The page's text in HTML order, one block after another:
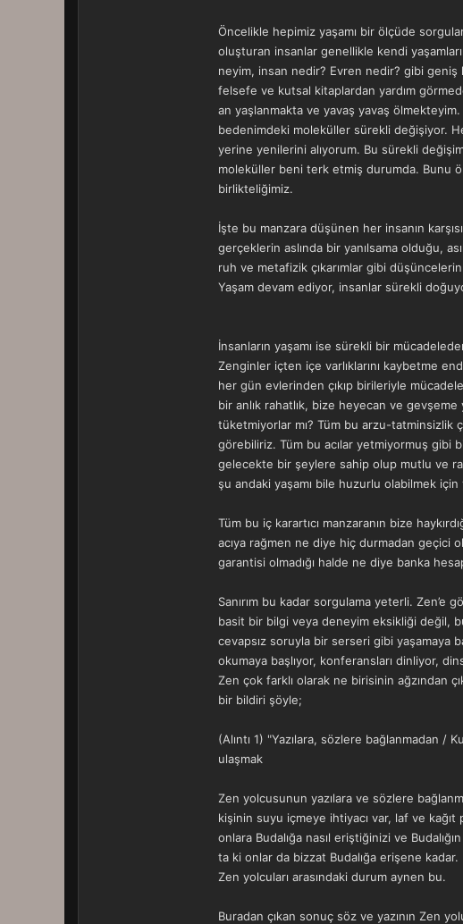
Öncelikle hepimiz yaşamı bir ölçüde
oluşturan insanlar genellikle kendi
neyim, insan nedir? Evren nedir? gibi
felsefe ve kutsal kitaplardan yardım
an yaşlanmakta ve yavaş yavaş
bedenimdeki moleküller sürekli değişiyor.
yerine yenilerini alıyorum. Bu sürekli
moleküller beni terk etmiş durumda. Bunu
birlikteliğimiz.
İşte bu manzara düşünen her insanın
gerçeklerin aslında bir yanılsama olduğu,
ruh ve metafizik çıkarımlar gibi
Yaşam devam ediyor, insanlar sürekli
İnsanların yaşamı ise sürekli bir
Zenginler içten içe varlıklarını kaybetme
her gün evlerinden çıkıp birileriyle
bir anlık rahatlık, bize heyecan ve
tüketmiyorlar mı? Tüm bu arzu-tatminsizlik
görebiliriz. Tüm bu acılar yetmiyormuş gibi
gelecekte bir şeylere sahip olup mutlu ve
şu andaki yaşamı bile huzurlu olabilmek
Tüm bu iç karartıcı manzaranın bize
acıya rağmen ne diye hiç durmadan geçici
garantisi olmadığı halde ne diye banka
Sanırım bu kadar sorgulama yeterli. Zen’e
basit bir bilgi veya deneyim eksikliği değil,
cevapsız soruyla bir serseri gibi yaşamaya
okumaya başlıyor, konferansları dinliyor,
Zen çok farklı olarak ne birisinin ağzından
bir bildiri şöyle;
(Alıntı 1) "Yazılara, sözlere bağlanmadan /
ulaşmak
Zen yolcusunun yazılara ve sözlere
kişinin suyu içmeye ihtiyacı var, laf ve
onlara Budalığa nasıl eriştiğinizi ve
ta ki onlar da bizzat Budalığa erişene
Zen yolcuları arasındaki durum aynen bu.
Buradan çıkan sonuç söz ve yazının Zen